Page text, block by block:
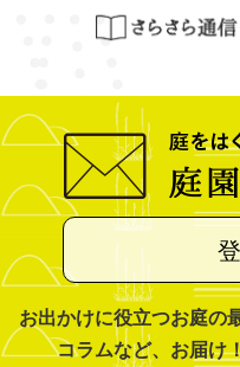
お出かけに役立つお庭の
コラムなど、お届け